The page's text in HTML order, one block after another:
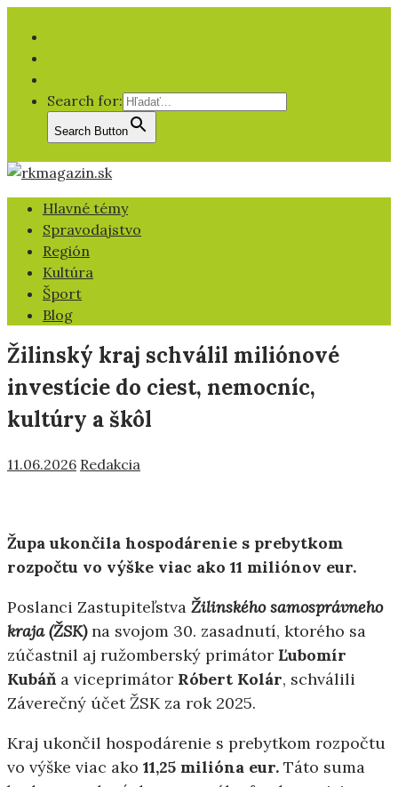
Search for:
Search Button
Hlavné témy
Spravodajstvo
Región
Kultúra
Šport
Blog
Žilinský kraj schválil miliónové
investície do ciest, nemocníc,
kultúry a škôl
11.06.2026 Redakcia
Župa ukončila hospodárenie s prebytkom
rozpočtu vo výške viac ako 11 miliónov eur.
Poslanci Zastupiteľstva Žilinského samosprávneho
kraja (ŽSK)na svojom 30. zasadnutí, ktorého sa
zúčastnil aj ružomberský primátor Ľubomír
Kubáňa viceprimátor Róbert Kolár, schválili
Záverečný účet ŽSK za rok 2025.
Kraj ukončil hospodárenie s prebytkom rozpočtu
vo výške viac ako 11,25 milióna eur. Táto suma